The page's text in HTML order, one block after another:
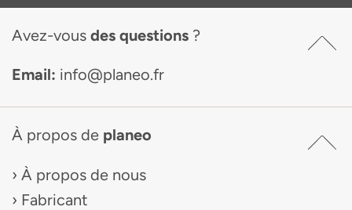
Avez-vous des questions ?
Email: info@planeo.fr
À propos de planeo
À propos de nous
Fabricant